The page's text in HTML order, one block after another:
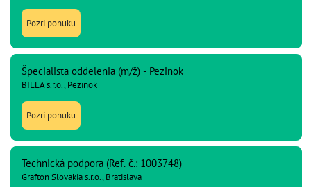
Pozri ponuku
Špecialista oddelenia (m/ž) - Pezinok
BILLA s.r.o., Pezinok
Pozri ponuku
Technická podpora (Ref. č.: 1003748)
Grafton Slovakia s.r.o., Bratislava